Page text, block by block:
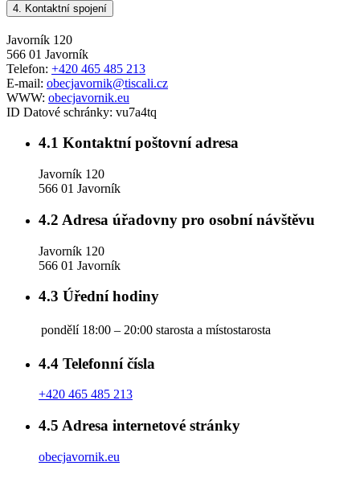
4. Kontaktní spojení
Javorník 120
566 01 Javorník
Telefon: +420 465 485 213
E-mail: obecjavornik@tiscali.cz
WWW: obecjavornik.eu
ID Datové schránky: vu7a4tq
4.1 Kontaktní poštovní adresa
Javorník 120
566 01 Javorník
4.2 Adresa úřadovny pro osobní návštěvu
Javorník 120
566 01 Javorník
4.3 Úřední hodiny
pondělí 18:00 – 20:00 starosta a místostarosta
4.4 Telefonní čísla
+420 465 485 213
4.5 Adresa internetové stránky
obecjavornik.eu